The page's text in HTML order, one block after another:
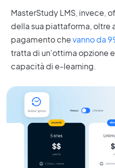
MasterStudy LMS, invece,
della sua piattaforma, oltre
pagamento chevanno da
tratta di un'ottima opzione
capacità di e-learning.